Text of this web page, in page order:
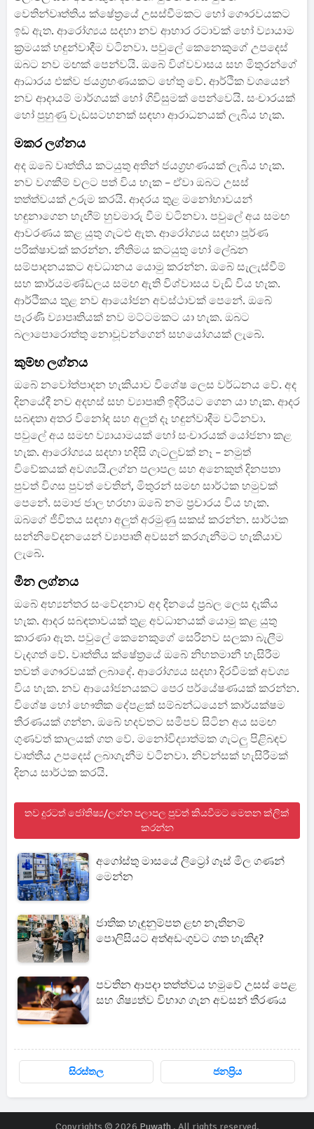
වෙතින්වෘත්තිය ක්ෂේත්‍රයේ උසස්වීමකට හෝ ගෞරවයකට
ඉඩ ඇත. ආරෝග්‍යය සදහා නව ආහාර රටාවක් හෝ ව්‍යායාම
ක්‍රමයක් හඳුන්වාදීම වටිනවා. පවුලේ කෙනෙකුගේ උපදෙස්
ඔබට නව මඟක් පෙන්වයි. ඔබේ විශ්වවාසය සහ මිතුරන්ගේ
ආධාරය එක්ව ජයග්‍රහණයකට හේතු වේ. ආර්ථික වශයෙන්
නව ආදායම් මාර්ගයක් හෝ ගිවිසුමක් පෙන්වෙයි. සංචාරයක්
හෝ පුහුණු වැඩසටහනක් සඳහා ආරාධනයක් ලැබිය හැක.
මකර ලග්නය
අද ඔබේ වෘත්තිය කටයුතු අතින් ජයග්‍රහණයක් ලැබිය හැක.
නව වගකීම් වලට පත් විය හැක – ඒවා ඔබට උසස්
තත්ත්වයක් උරුම කරයි. ආදරය තුළ මනෝභාවයන්
හඳුනාගෙන හැඟීම් හුවමාරු වීම වටිනවා. පවුලේ අය සමඟ
ආවරණය කළ යුතු ගැටළු ඇත. ආරෝග්‍යය සඳහා පූර්ණ
පරික්ෂාවක් කරන්න. නීතිමය කටයුතු හෝ ලේඛන
සම්පාදනයකට අවධානය යොමු කරන්න. ඔබේ සැලැස්වීම්
සහ කාර්යමණ්ඩලය සමඟ ඇති විශ්වාසය වැඩි විය හැක.
ආර්ථිකය තුළ නව ආයෝජන අවස්ථාවක් පෙනේ. ඔබේ
පැරණි ව්‍යාපෘතියක් නව මට්ටමකට යා හැක. ඔබට
බලාපොරොත්තු නොවූවන්ගෙන් සහයෝගයක් ලැබේ.
කුම්භ ලග්නය
ඔබේ නවෝත්පාදන හැකියාව විශේෂ ලෙස වර්ධනය වේ. අද
දිනයේදී නව අදහස් සහ ව්‍යාපෘති ඉදිරියට ගෙන යා හැක. ආදර
සබඳතා අතර විනෝද සහ අලුත් දෑ හඳුන්වාදීම වටිනවා.
පවුලේ අය සමඟ ව්‍යායාමයක් හෝ සංචාරයක් යෝජනා කළ
හැක. ආරෝග්‍යය සදහා හදිසි ගැටලුවක් නෑ – නමුත්
විවේකයක් අවශ්‍යයි.ලග්න පලාපල සහ අනෙකුත් දිනපතා
පුවත් විගස පුවත් වෙතින්, මිතුරන් සමඟ සාර්ථක හමුවක්
පෙනේ. සමාජ ජාල හරහා ඔබේ නම ප්‍රචාරය විය හැක.
ඔබගේ ජීවිතය සඳහා අලුත් අරමුණු සකස් කරන්න. සාර්ථක
සන්නිවේදනයෙන් ව්‍යාපෘති අවසන් කරගැනීමට හැකියාව
ලැබේ.
මීන ලග්නය
ඔබේ අභ්‍යන්තර සංවේදනාව අද දිනයේ ප්‍රබල ලෙස දැකිය
හැක. ආදර සබඳතාවයක් තුළ අවධානයක් යොමු කළ යුතු
කාරණා ඇත. පවුලේ කෙනෙකුගේ සෙරිනව සලකා බැලීම
වැදගත් වේ. වෘත්තිය ක්ෂේත්‍රයේ ඔබේ නිහතමානී හැසිරීම
තවත් ගෞරවයක් ලබාදේ. ආරෝග්‍යය සදහා දිරවීමක් අවශ්‍ය
විය හැක. නව ආයෝජනයකට පෙර පර්යේෂණයක් කරන්න.
විශේෂ හෝ භෞතික දේපළක් සම්බන්ධයෙන් කාර්යක්ෂම
තීරණයක් ගන්න. ඔබේ හදවතට සමීපව සිටින අය සමඟ
ගුණවත් කාලයක් ගත වේ. මනෝවිද්‍යාත්මක ගැටලු පිළිබඳව
වෘත්තීය උපදෙස් ලබාගැනීම වටිනවා. නිවන්සක් හැසිරීමක්
දිනය සාර්ථක කරයි.
තව දුරටත් ජෝතිෂ්‍ය/ලග්න පලාපල පුවත් කියවීමට මෙතන ක්ලික්
කරන්න
අගෝස්තු මාසයේ ලිට්‍රෝ ගෑස් මිල ගණන්
මෙන්න
ජාතික හැඳුනුම්පත ළඟ නැතිනම්
පොලිසියට අත්අඩංගුවට ගත හැකිද?
පවතින ආපදා තත්ත්වය හමුවේ උසස් පෙළ
සහ ශිෂ්‍යත්ව විභාග ගැන අවසන් තීරණය
සිරස්තල ජනප්‍රිය
Copyrights © 2026 Puwath . All rights reserved.